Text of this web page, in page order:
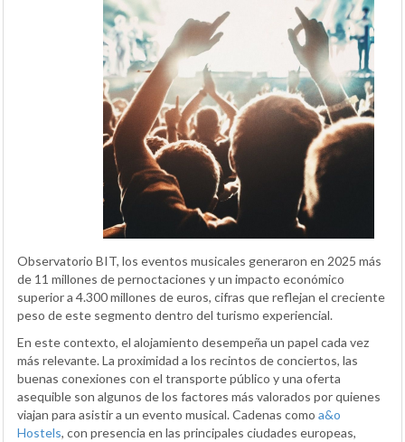
Observatorio BIT, los eventos musicales generaron en 2025 más
de 11 millones de pernoctaciones y un impacto económico
superior a 4.300 millones de euros, cifras que reflejan el creciente
peso de este segmento dentro del turismo experiencial.
En este contexto, el alojamiento desempeña un papel cada vez
más relevante. La proximidad a los recintos de conciertos, las
buenas conexiones con el transporte público y una oferta
asequible son algunos de los factores más valorados por quienes
viajan para asistir a un evento musical. Cadenas como a&o
Hostels, con presencia en las principales ciudades europeas,